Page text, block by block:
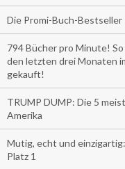
Die Promi-Buch-Bestseller
794 Bücher pro Minute!
den letzten drei Monaten
gekauft!
TRUMP DUMP: Die 5
Amerika
Mutig, echt und
Platz 1